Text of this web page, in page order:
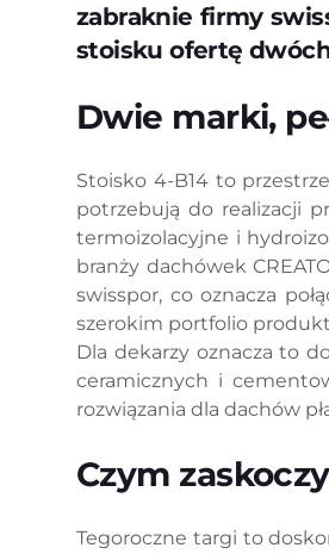
zabraknie firmy
stoisku ofertę
Dwie marki,
Stoisko 4-B14 to
potrzebują do realizacji
termoizolacyjne i
branży dachówek
swisspor, co oznacza
szerokim portfolio
Dla dekarzy oznacza to
ceramicznych i
rozwiązania dla dachów
Czym
Tegoroczne targi to